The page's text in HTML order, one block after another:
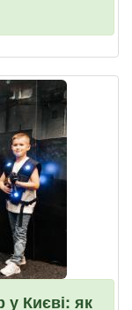
Києві: як